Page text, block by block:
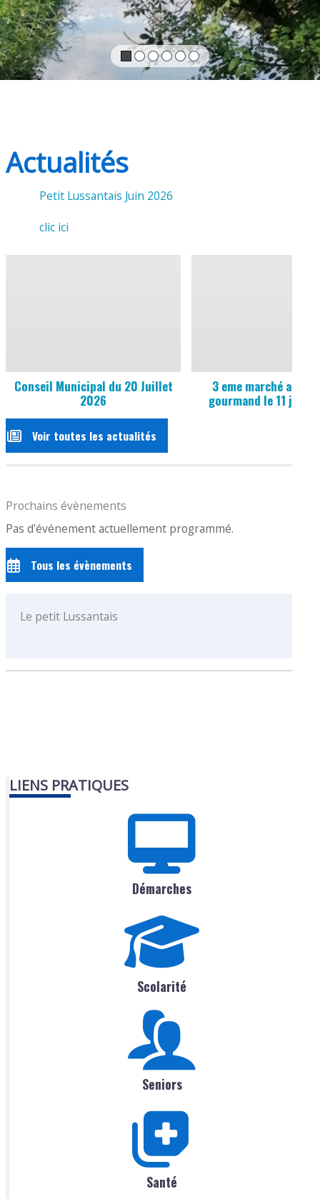
Actualités
Petit Lussantais Juin 2026
clic ici
Conseil Municipal du 20 Juillet
2026
3 eme marché
gourmand le 11
Voir toutes les actualités
Prochains évènements
Pas d'événement actuellement programmé.
Tous les évènements
Le petit Lussantais
LIENS PRATIQUES
Démarches
Scolarité
Seniors
Santé